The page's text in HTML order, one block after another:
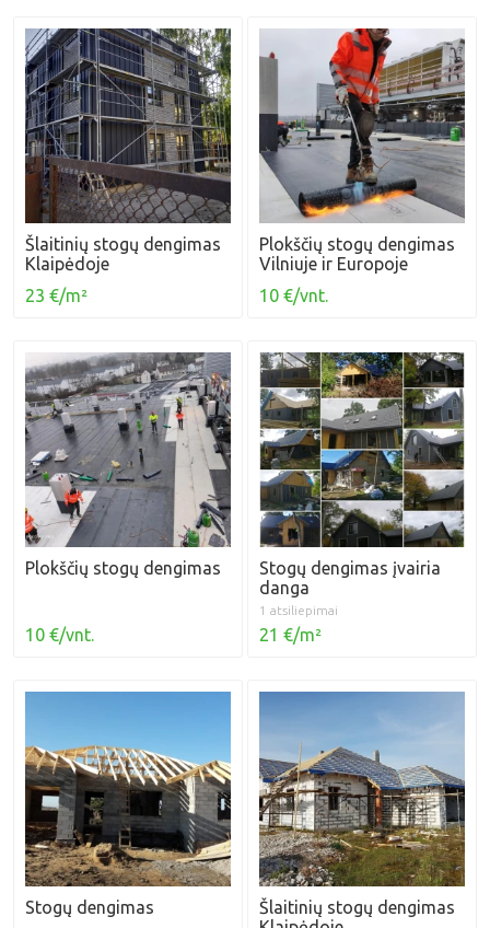
Šlaitinių stogų dengimas
Klaipėdoje
23 €/m²
Plokščių stogų dengimas
Vilniuje ir Europoje
10 €/vnt.
Plokščių stogų dengimas
10 €/vnt.
Stogų dengimas įvairia
danga
1 atsiliepimai
21 €/m²
Stogų dengimas
Šlaitinių stogų dengimas